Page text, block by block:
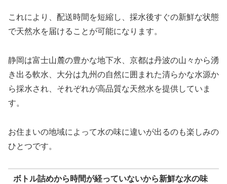
これにより、配送時間を短縮し、採水後すぐの新鮮な状態
で天然水を届けることが可能になります。
静岡は富士山麓の豊かな地下水、京都は丹波の山々から湧
き出る軟水、大分は九州の自然に囲まれた清らかな水源か
ら採水され、それぞれが高品質な天然水を提供していま
す。
お住まいの地域によって水の味に違いが出るのも楽しみの
ひとつです。
ボトル詰めから時間が経っていないから新鮮な水の味